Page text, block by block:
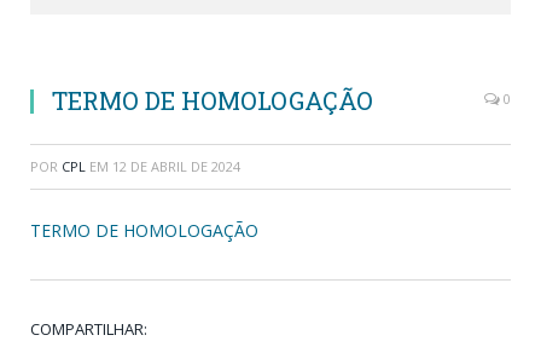
TERMO DE HOMOLOGAÇÃO 0
POR CPL EM 12 DE ABRIL DE 2024
TERMO DE HOMOLOGAÇÃO
COMPARTILHAR: